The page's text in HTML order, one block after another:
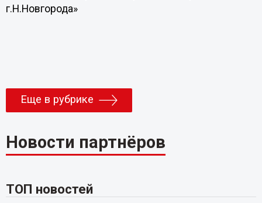
г.Н.Новгорода»
Еще в рубрике
Новости партнёров
ТОП новостей